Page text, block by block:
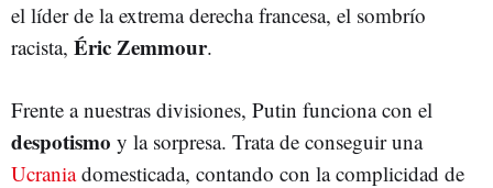
el líder de la extrema derecha francesa, el sombrío
racista, Éric Zemmour.
Frente a nuestras divisiones, Putin funciona con el
despotismo y la sorpresa. Trata de conseguir una
Ucraniadomesticada, contando con la complicidad de